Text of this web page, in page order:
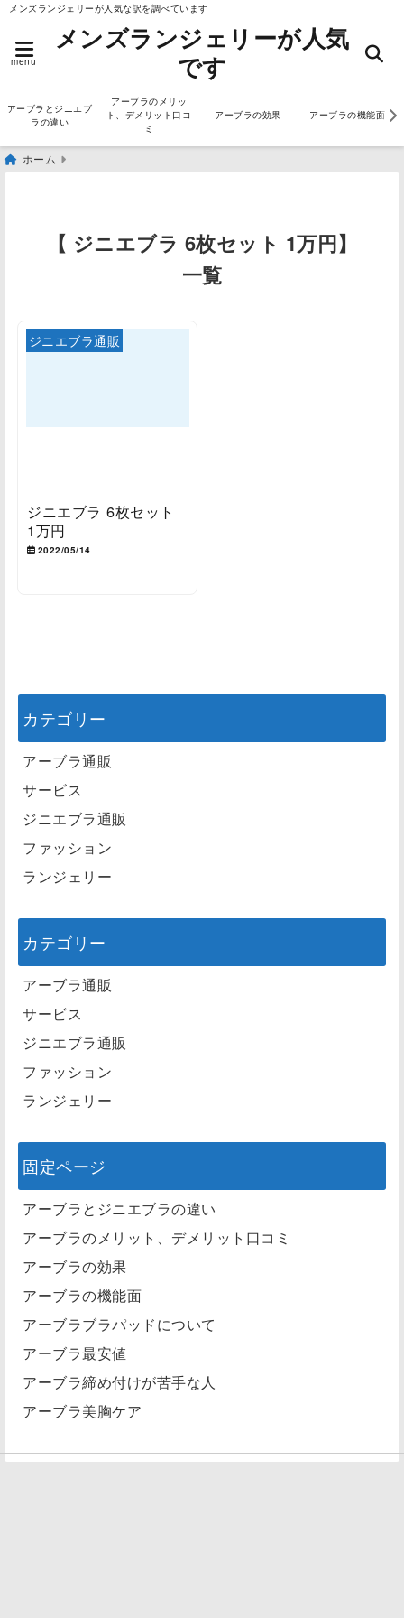
メンズランジェリーが人気な訳を調べています
menu
メンズランジェリーが人気
です
アーブラとジニエブ
ラの違い
アーブラのメリッ
ト、デメリット口コ
ミ
アーブラの効果 アーブラの機能面
ホーム
【 ジニエブラ 6枚セット 1万円】
一覧
ジニエブラ通販
ジニエブラ 6枚セット
1万円
2022/05/14
カテゴリー
アーブラ通販
サービス
ジニエブラ通販
ファッション
ランジェリー
カテゴリー
アーブラ通販
サービス
ジニエブラ通販
ファッション
ランジェリー
固定ページ
アーブラとジニエブラの違い
アーブラのメリット、デメリット口コミ
アーブラの効果
アーブラの機能面
アーブラブラパッドについて
アーブラ最安値
アーブラ締め付けが苦手な人
アーブラ美胸ケア